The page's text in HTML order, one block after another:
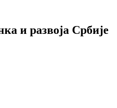
и развоја Србије